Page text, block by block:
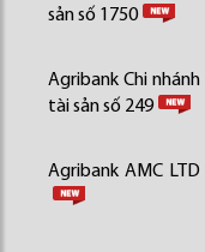
sản số 1750
Agribank Chi
tài sản số 249
Agribank AMC